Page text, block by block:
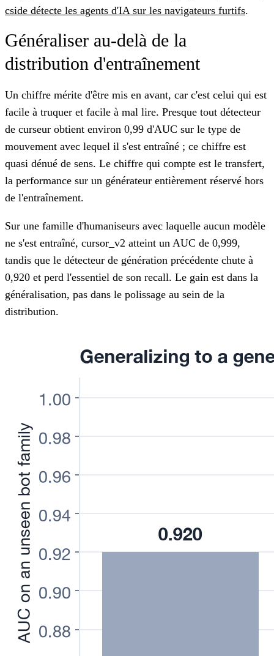
cside détecte les agents d'IA sur les navigateurs furtifs.
Généraliser au-delà de la
distribution d'entraînement
Un chiffre mérite d'être mis en avant, car c'est celui qui est
facile à truquer et facile à mal lire. Presque tout détecteur
de curseur obtient environ 0,99 d'AUC sur le type de
mouvement avec lequel il s'est entraîné ; ce chiffre est
quasi dénué de sens. Le chiffre qui compte est le transfert,
la performance sur un générateur entièrement réservé hors
de l'entraînement.
Sur une famille d'humaniseurs avec laquelle aucun modèle
ne s'est entraîné, cursor_v2 atteint un AUC de 0,999,
tandis que le détecteur de génération précédente chute à
0,920 et perd l'essentiel de son recall. Le gain est dans la
généralisation, pas dans le polissage au sein de la
distribution.